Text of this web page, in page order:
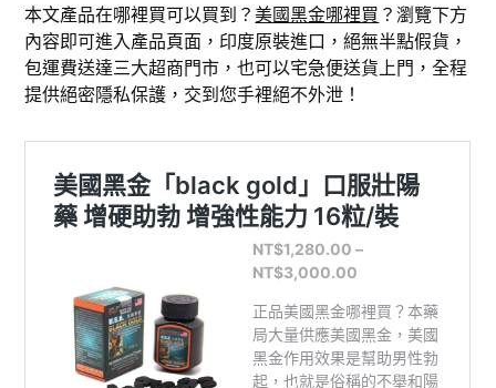
本文產品在哪裡買可以買到？美國黑金哪裡買 ？瀏覽下方
內容即可進入產品頁面，印度原裝進口，絕無半點假貨，
包運費送達三大超商門市，也可以宅急便送貨上門，全程
提供絕密隱私保護，交到您手裡絕不外泄！